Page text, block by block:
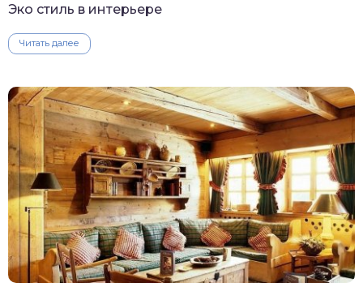
Эко стиль в интерьере
Читать далее